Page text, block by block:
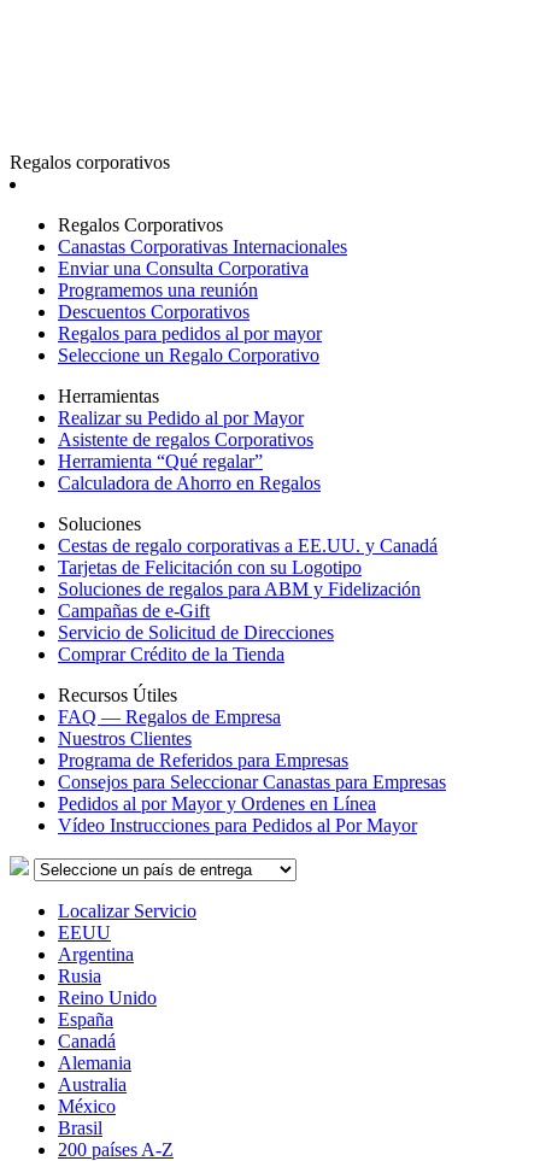
Regalos corporativos
Regalos Corporativos
Canastas Corporativas Internacionales
Enviar una Consulta Corporativa
Programemos una reunión
Descuentos Corporativos
Regalos para pedidos al por mayor
Seleccione un Regalo Corporativo
Herramientas
Realizar su Pedido al por Mayor
Asistente de regalos Corporativos
Herramienta “Qué regalar”
Calculadora de Ahorro en Regalos
Soluciones
Cestas de regalo corporativas a EE.UU. y Canadá
Tarjetas de Felicitación con su Logotipo
Soluciones de regalos para ABM y Fidelización
Campañas de e-Gift
Servicio de Solicitud de Direcciones
Comprar Crédito de la Tienda
Recursos Útiles
FAQ — Regalos de Empresa
Nuestros Clientes
Programa de Referidos para Empresas
Consejos para Seleccionar Canastas para Empresas
Pedidos al por Mayor y Ordenes en Línea
Vídeo Instrucciones para Pedidos al Por Mayor
Localizar Servicio
EEUU
Argentina
Rusia
Reino Unido
España
Canadá
Alemania
Australia
México
Brasil
200 países A-Z